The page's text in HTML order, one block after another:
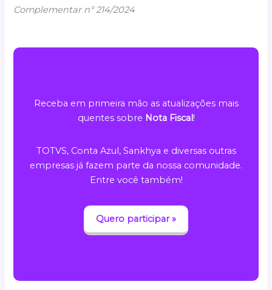
Complementar nº 214/2024
Receba em primeira mão as atualizações mais
quentes sobre Nota Fiscal!
TOTVS, Conta Azul, Sankhya e diversas outras
empresas já fazem parte da nossa comunidade.
Entre você também!
Quero participar »